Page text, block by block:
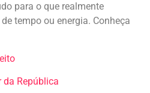
para o que realmente
tempo ou energia. Conheça
da República